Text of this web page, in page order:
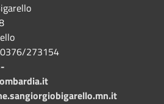
273154